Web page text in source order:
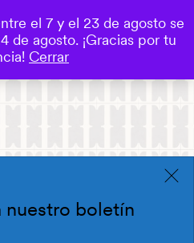
0
nuestro boletín
el 7 y el 23 de agosto se
de agosto. ¡Gracias por tu
Cerrar